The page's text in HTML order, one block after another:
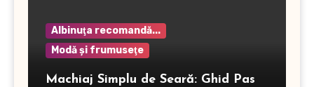
Albinuţa recomandă...
Modă şi frumuseţe
Machiaj Simplu de Seară: Ghid Pas